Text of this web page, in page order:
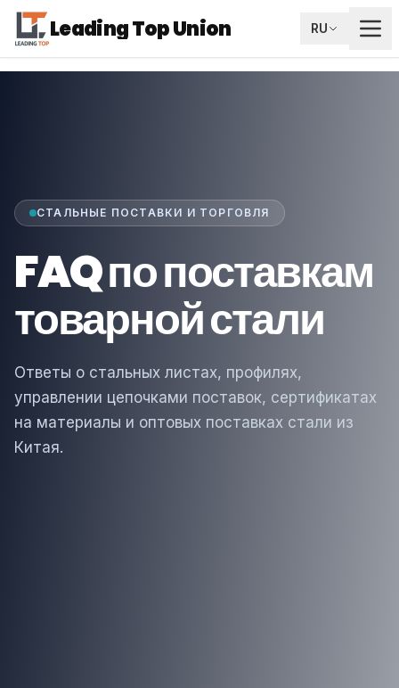
Leading Top Union RU
СТАЛЬНЫЕ ПОСТАВКИ И ТОРГОВЛЯ
FAQ по поставкам
товарной стали
Ответы о стальных листах, профилях,
управлении цепочками поставок, сертификатах
на материалы и оптовых поставках стали из
Китая.